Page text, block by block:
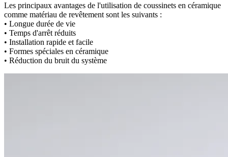
Les principaux avantages de l'utilisation de coussinets en céramique
comme matériau de revêtement sont les suivants :
• Longue durée de vie
• Temps d'arrêt réduits
• Installation rapide et facile
• Formes spéciales en céramique
• Réduction du bruit du système